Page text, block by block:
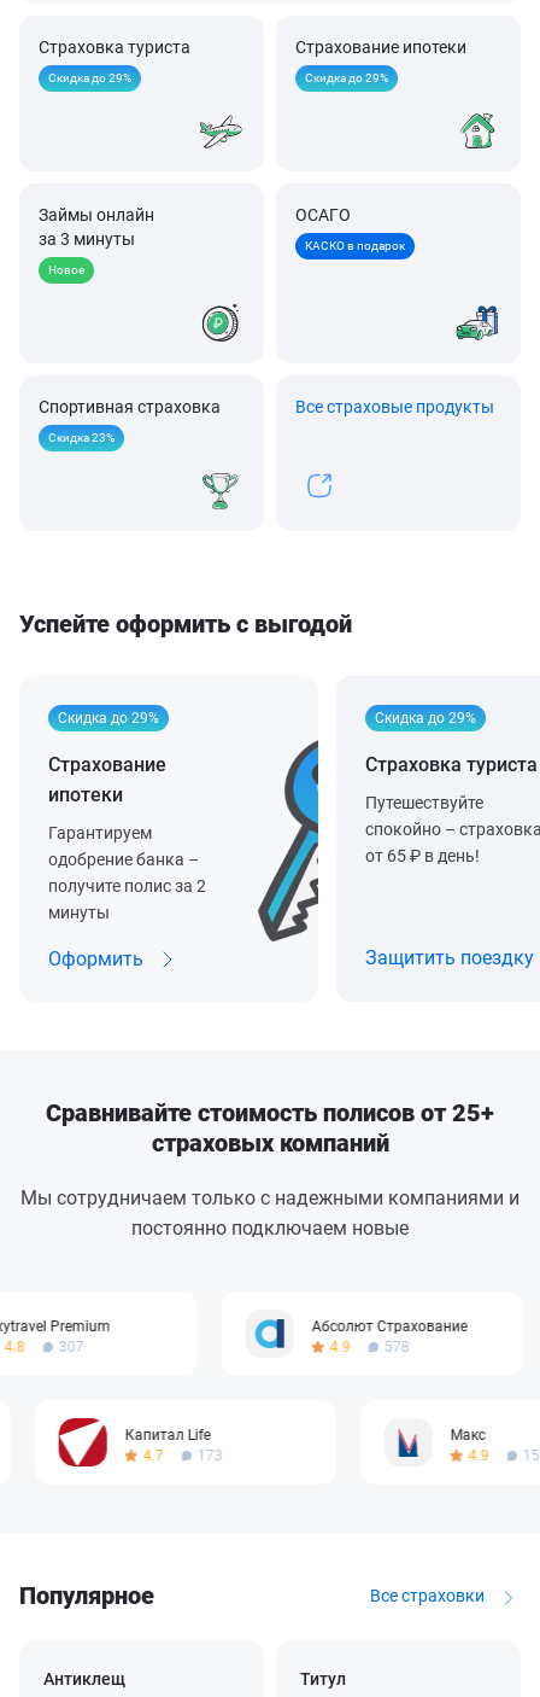
Страховка туриста
Скидка до 29%
ОСАГО
КАСКО в подарок
Спортивная страховка
Скидка 23%
Страхование ипотеки
Скидка до 29%
Займы онлайн
за 3 минуты
Новое
Все страховые продукты
Успейте оформить с выгодой
Скидка до 29%
Страхование
ипотеки
Гарантируем
одобрение банка –
получите полис за 2
минуты
Оформить
Скидка до 29%
Страховка туриста
Путешествуйте
спокойно –
от 65 ₽ в день!
Защитить поездку
Сравнивайте стоимость полисов от 25+
страховых компаний
Мы сотрудничаем только с надежными компаниями и
постоянно подключаем новые
Premium
307
Абсолют Страхование
4.9
578
Капитал Life
4.7
173
Макс
4.9
15
Популярное Все страховки
Антиклещ Титул